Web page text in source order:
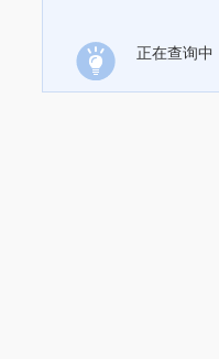
正在查询中